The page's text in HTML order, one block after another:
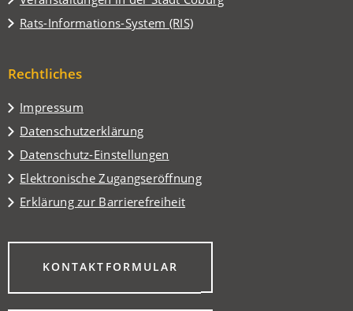
einem
neuen
in
einem
Tab)
Rats-Informations-System (RIS)
(Öffnet
neuen
Rechtliches
Impressum
Datenschutzerklärung
Datenschutz-Einstellungen
Elektronische Zugangseröffnung
Erklärung zur Barrierefreiheit
KONTAKTFORMULAR
(ÖFFNET
EINEM